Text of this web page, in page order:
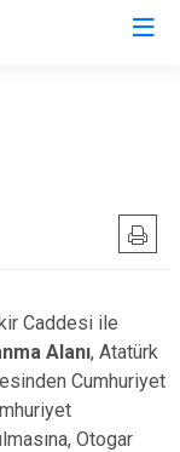
Caddesi ile
Alanı, Atatürk
Cumhuriyet
Otogar